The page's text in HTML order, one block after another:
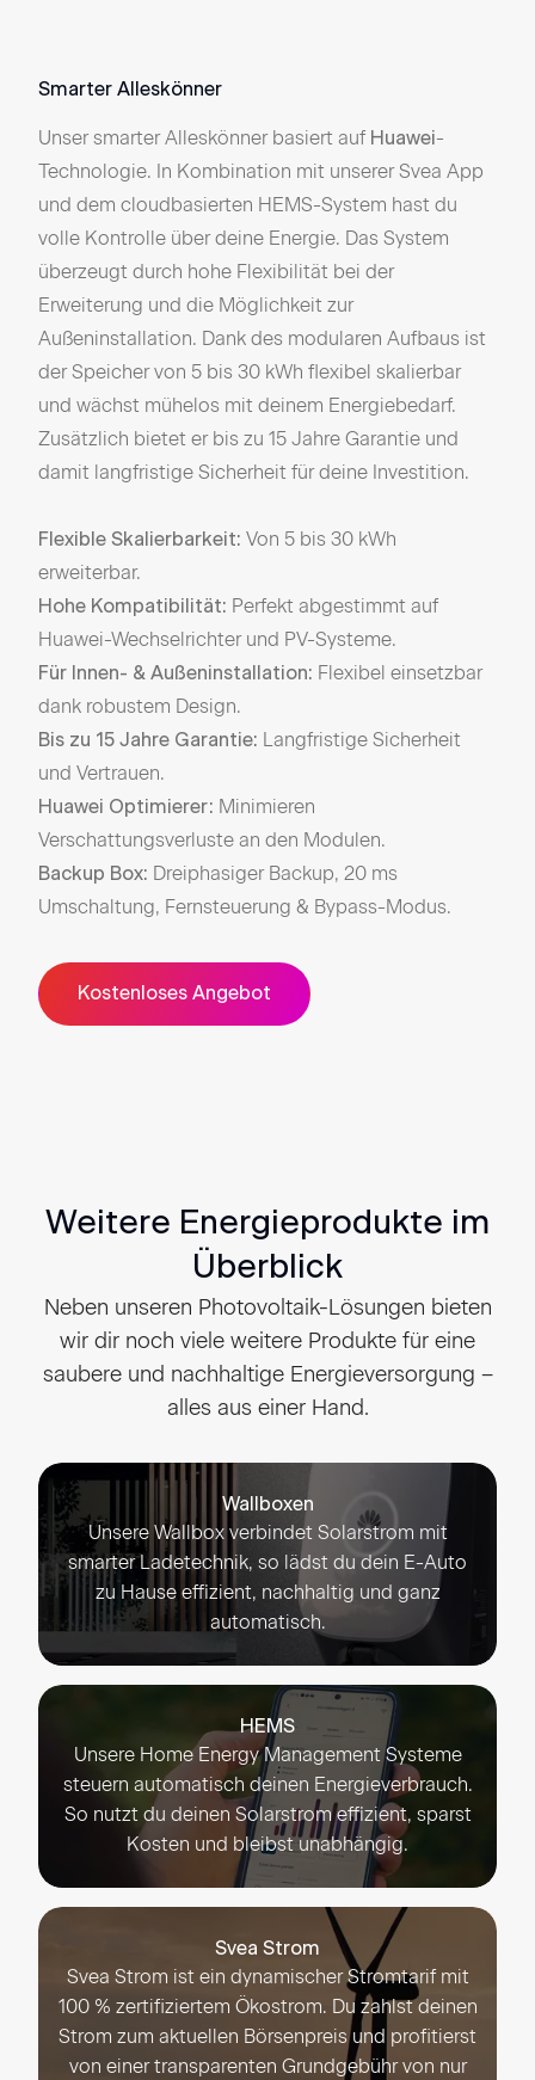
Smarter Alleskönner
Unser smarter Alleskönner basiert auf Huawei-
Technologie. In Kombination mit unserer Svea App
und dem cloudbasierten HEMS-System hast du
volle Kontrolle über deine Energie. Das System
überzeugt durch hohe Flexibilität bei der
Erweiterung und die Möglichkeit zur
Außeninstallation. Dank des modularen Aufbaus ist
der Speicher von 5 bis 30 kWh flexibel skalierbar
und wächst mühelos mit deinem Energiebedarf.
Zusätzlich bietet er bis zu 15 Jahre Garantie und
damit langfristige Sicherheit für deine Investition.
Flexible Skalierbarkeit: Von 5 bis 30 kWh
erweiterbar.
Hohe Kompatibilität: Perfekt abgestimmt auf
Huawei-Wechselrichter und PV-Systeme.
Für Innen- & Außeninstallation: Flexibel einsetzbar
dank robustem Design.
Bis zu 15 Jahre Garantie: Langfristige Sicherheit
und Vertrauen.
Huawei Optimierer: Minimieren
Verschattungsverluste an den Modulen.
Backup Box: Dreiphasiger Backup, 20 ms
Umschaltung, Fernsteuerung & Bypass-Modus.
Kostenloses Angebot
Weitere Energieprodukte im
Überblick
Neben unseren Photovoltaik-Lösungen bieten
wir dir noch viele weitere Produkte für eine
saubere und nachhaltige Energieversorgung –
alles aus einer Hand.
Wallboxen
Unsere Wallbox verbindet Solarstrom mit
smarter Ladetechnik, so lädst du dein E-Auto
zu Hause effizient, nachhaltig und ganz
automatisch.
HEMS
Unsere Home Energy Management Systeme
steuern automatisch deinen Energieverbrauch.
So nutzt du deinen Solarstrom effizient, sparst
Kosten und bleibst unabhängig.
Svea Strom
Svea Strom ist ein dynamischer Stromtarif mit
100 % zertifiziertem Ökostrom. Du zahlst deinen
Strom zum aktuellen Börsenpreis und profitierst
von einer transparenten Grundgebühr von nur